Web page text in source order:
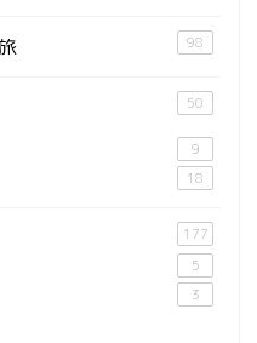
98
50
9
18
177
5
3